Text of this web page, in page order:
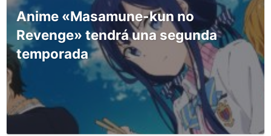
Anime «Masamune-kun no
Revenge» tendrá una segunda
temporada